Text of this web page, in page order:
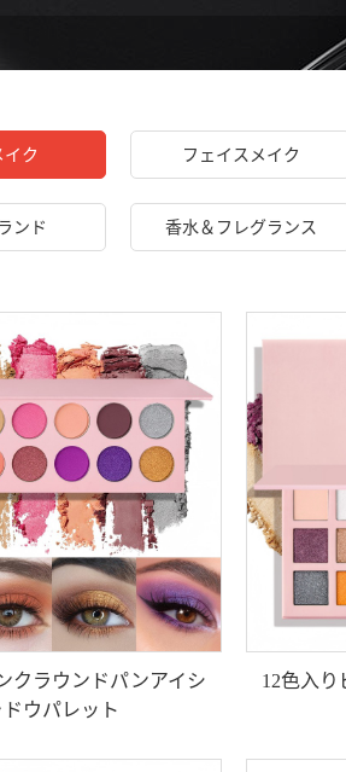
イク フェイスメイク
ンド 香水＆フレグランス
クラウンドパンアイシ
ドウパレット
12色入り